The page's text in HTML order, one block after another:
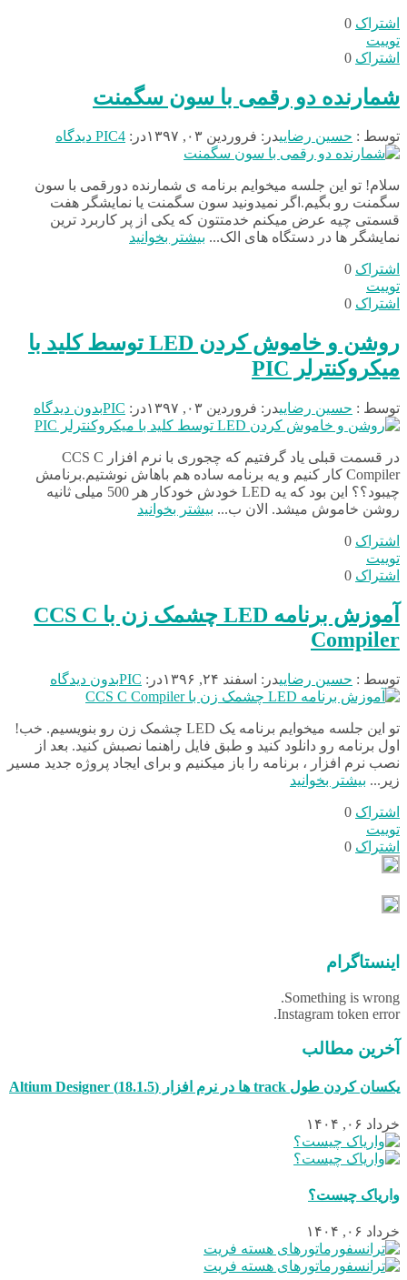
اشتراک 0
توییت
اشتراک 0
شمارنده دو رقمی با سون سگمنت
توسط : حسین رضاییدر: فروردین ۰۳, ۱۳۹۷ در: PIC4 دیدگاه
سلام! تو این جلسه میخوایم برنامه ی شمارنده دورقمی با سون
سگمنت رو بگیم.اگر نمیدونید سون سگمنت یا نمایشگر هفت
قسمتی چیه عرض میکنم خدمتتون که یکی از پر کاربرد ترین
نمایشگر ها در دستگاه های الک... بیشتر بخوانید
اشتراک 0
توییت
اشتراک 0
روشن و خاموش کردن LED توسط کلید با
میکروکنترلر PIC
توسط : حسین رضاییدر: فروردین ۰۳, ۱۳۹۷ در: PICبدون دیدگاه
در قسمت قبلی یاد گرفتیم که چجوری با نرم افزار CCS C
Compiler کار کنیم و یه برنامه ساده هم باهاش نوشتیم.برنامش
چیبود؟؟ این بود که یه LED خودش خودکار هر 500 میلی ثانیه
روشن خاموش میشد. الان ب... بیشتر بخوانید
اشتراک 0
توییت
اشتراک 0
آموزش برنامه LED چشمک زن با CCS C
Compiler
توسط : حسین رضاییدر: اسفند ۲۴, ۱۳۹۶ در: PICبدون دیدگاه
تو این جلسه میخوایم برنامه یک LED چشمک زن رو بنویسیم. خب!
اول برنامه رو دانلود کنید و طبق فایل راهنما نصبش کنید. بعد از
نصب نرم افزار ، برنامه را باز میکنیم و برای ایجاد پروژه جدید مسیر
زیر... بیشتر بخوانید
اشتراک 0
توییت
اشتراک 0
اینستاگرام
Something is wrong.
Instagram token error.
آخرین مطالب
یکسان کردن طول track ها در نرم افزار (18.1.5) Altium Designer
خرداد ۰۶, ۱۴۰۴
واریاک چیست؟
خرداد ۰۶, ۱۴۰۴